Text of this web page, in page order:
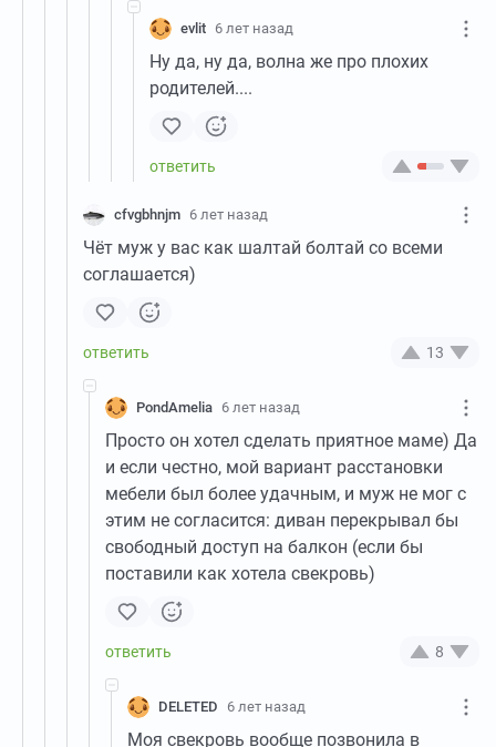
evlit 6 лет назад
Ну да, ну да, волна же про плохих
родителей....
cfvgbhnjm 6 лет назад
Чёт муж у вас как шалтай болтай со всеми
соглашается)
13
PondAmelia 6 лет назад
Просто он хотел сделать приятное маме) Да
и если честно, мой вариант расстановки
мебели был более удачным, и муж не мог с
этим не согласится: диван перекрывал бы
свободный доступ на балкон (если бы
поставили как хотела свекровь)
8
DELETED 6 лет назад
Моя свекровь вообще позвонила в